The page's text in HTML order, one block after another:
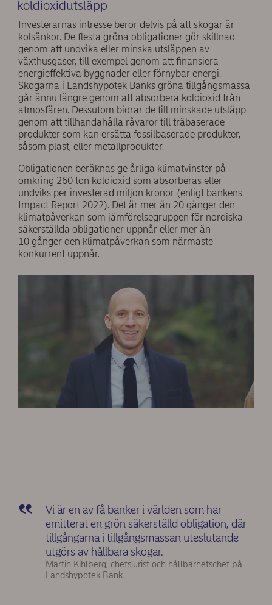
koldioxidutsläpp
Investerarnas intresse beror delvis på att skogar är
kolsänkor. De flesta gröna obligationer gör skillnad
genom att undvika eller minska utsläppen av
växthusgaser, till exempel genom att finansiera
energieffektiva byggnader eller förnybar energi.
Skogarna i Landshypotek Banks gröna tillgångsmassa
går ännu längre genom att absorbera koldioxid från
atmosfären. Dessutom bidrar de till minskade utsläpp
genom att tillhandahålla råvaror till träbaserade
produkter som kan ersätta fossilbaserade produkter,
såsom plast, eller metallprodukter.
Obligationen beräknas ge årliga klimatvinster på
omkring 260 ton koldioxid som absorberas eller
undviks per investerad miljon kronor (enligt bankens
Impact Report 2022). Det är mer än 20 gånger den
klimatpåverkan som jämförelsegruppen för nordiska
säkerställda obligationer uppnår eller mer än
10 gånger den klimatpåverkan som närmaste
konkurrent uppnår.
Vi är en av få banker i världen som har
emitterat en grön säkerställd obligation, där
tillgångarna i tillgångsmassan uteslutande
utgörs av hållbara skogar.
Martin Kihlberg, chefsjurist och hållbarhetschef på
Landshypotek Bank